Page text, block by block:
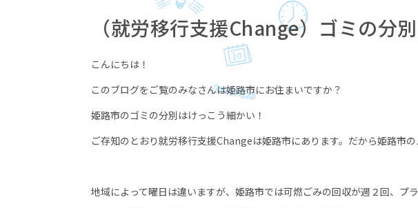
（就労移行支援Change）ゴミの分別
こんにちは！
このブログをご覧のみなさんは姫路市にお住まいですか？
姫路市のゴミの分別はけっこう細かい！
ご存知のとおり就労移行支援Changeは姫路市にあります。だから姫路市
地域によって曜日は違いますが、姫路市では可燃ごみの回収が週２回、プ